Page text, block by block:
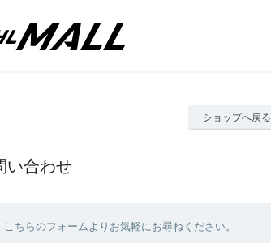
ショップへ戻る
い合わせ
ちらのフォームよりお気軽にお尋ねください。